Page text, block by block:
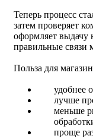
Теперь процесс
затем проверяет
оформляет выдачу
правильные связи
Польза для
удобнее
лучше
меньше
проще